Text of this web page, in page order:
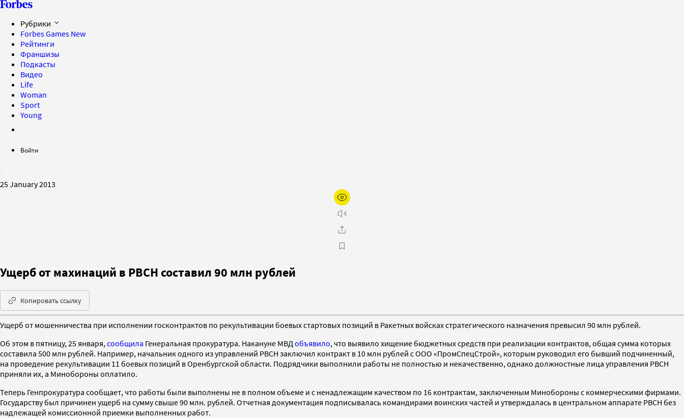
Рубрики
Forbes Games New
Рейтинги
Франшизы
Подкасты
Видео
Life
Woman
Sport
Young
Войти
25 January 2013
Ущерб от махинаций в РВСН составил 90 млн рублей
Копировать ссылку
Ущерб от мошенничества при исполнении госконтрактов по рекультивации боевых стартовых позиций в Ракетных войсках стратегического назначения превысил 90 млн рублей.
Об этом в пятницу, 25 января, сообщила Генеральная прокуратура. Накануне МВД объявило, что выявило хищение бюджетных средств при реализации контрактов, общая сумма которых
составила 500 млн рублей. Например, начальник одного из управлений РВСН заключил контракт в 10 млн рублей с ООО «ПромСпецСтрой», которым руководил его бывший подчиненный,
на проведение рекультивации 11 боевых позиций в Оренбургской области. Подрядчики выполнили работы не полностью и некачественно, однако должностные лица управления РВСН
приняли их, а Минобороны оплатило.
Теперь Генпрокуратура сообщает, что работы были выполнены не в полном объеме и с ненадлежащим качеством по 16 контрактам, заключенным Минобороны с коммерческими фирмами.
Государству был причинен ущерб на сумму свыше 90 млн. рублей. Отчетная документация подписывалась командирами воинских частей и утверждалась в центральном аппарате РВСН без
надлежащей комиссионной приемки выполненных работ.